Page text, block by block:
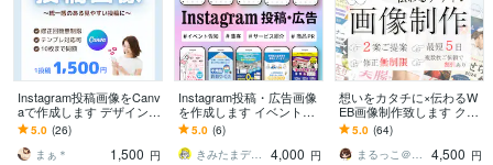
Instagram投稿画像をCanv
aで作成します デザインが
苦手な方でも安心◎やさ
しく伝わる投稿を作成し
ます
5.0 (26)
まぁ＊
1,500 円
Instagram投稿・広告画像
を作成します イベント告
知・集客・サービス紹介
に使える画像を制作
5.0 (6)
きみたまデザイン
4,000 円
想いをカタチに×伝わるW
EB画像制作致します クラ
ファン画像/ヘッダー/バナ
ー/SNS広告/サムネイル等
5.0 (64)
まるっこ＠心をつなぐWebデザイナー
4,500 円